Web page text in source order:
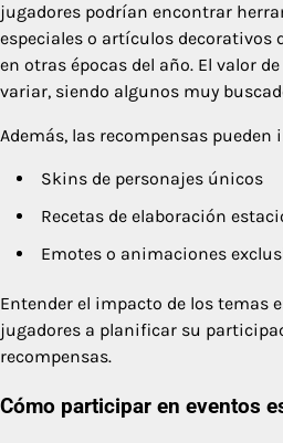
jugadores podrían encontrar
especiales o artículos decorativos
en otras épocas del año. El valor
variar, siendo algunos muy
Además, las recompensas pueden
Skins de personajes únicos
Recetas de elaboración
Emotes o animaciones
Entender el impacto de los temas
jugadores a planificar su
recompensas.
Cómo participar en eventos